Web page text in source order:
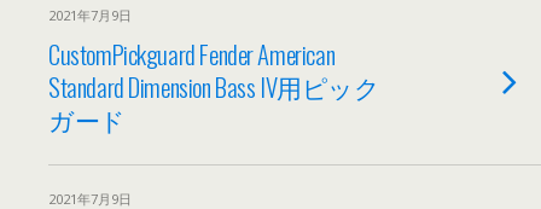
2021年7月9日
CustomPickguard Fender American
Standard Dimension Bass IV用ピック
ガード
2021年7月9日